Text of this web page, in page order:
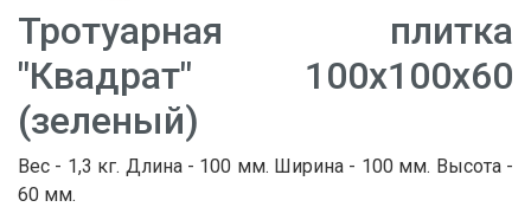
Тротуарная плитка
"Квадрат" 100х100х60
(зеленый)
Вес - 1,3 кг. Длина - 100 мм. Ширина - 100 мм. Высота -
60 мм.